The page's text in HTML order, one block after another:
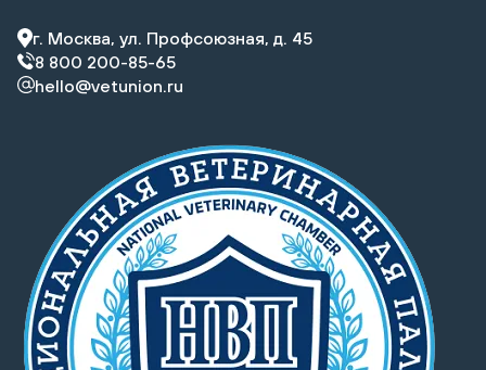
г. Москва, ул. Профсоюзная, д. 45
8 800 200-85-65
hello@vetunion.ru